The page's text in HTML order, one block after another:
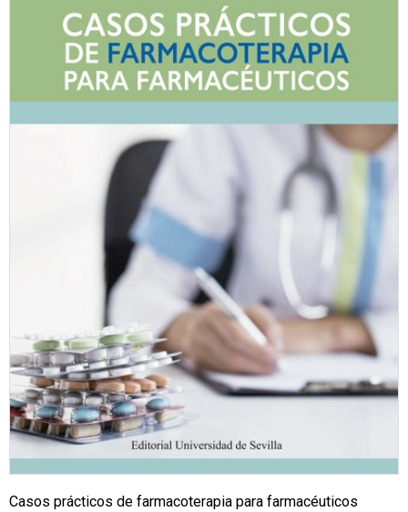
Casos prácticos de farmacoterapia para farmacéuticos